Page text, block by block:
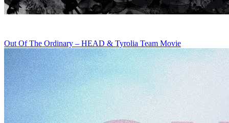
Out Of The Ordinary – HEAD & Tyrolia Team Movie